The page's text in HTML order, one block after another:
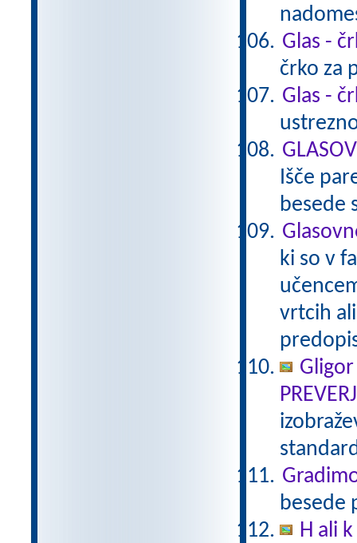
Glas -
črko za
Glas -
Išče
besede
ki so v
vrtcih
besede
H ali k